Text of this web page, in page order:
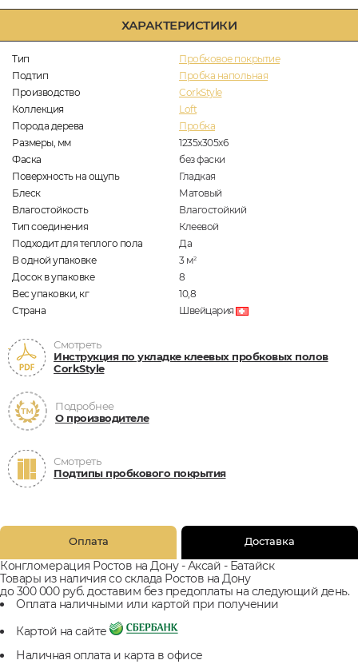
ХАРАКТЕРИСТИКИ
Тип
Пробковое покрытие
Подтип
Пробка напольная
Производство
CorkStyle
Коллекция
Loft
Порода дерева
Пробка
Размеры, мм
1235x305x6
Фаска
без фаски
Поверхность на ощупь
Гладкая
Блеск
Матовый
Влагостойкость
Влагостойкий
Тип соединения
Клеевой
Подходит для теплого пола
Да
В одной упаковке
3 м2
Досок в упаковке
8
Вес упаковки, кг
10,8
Страна
Швейцария
Смотреть
Инструкция по укладке клеевых пробковых полов
CorkStyle
Подробнее
О производителе
Смотреть
Подтипы пробкового покрытия
Оплата Доставка
Конгломерация Ростов на Дону - Аксай - Батайск
Товары из наличия со склада Ростов на Дону
до 300 000 руб. доставим без предоплаты на следующий день.
Оплата наличными или картой при получении
Картой на сайте
Наличная оплата и карта в офисе